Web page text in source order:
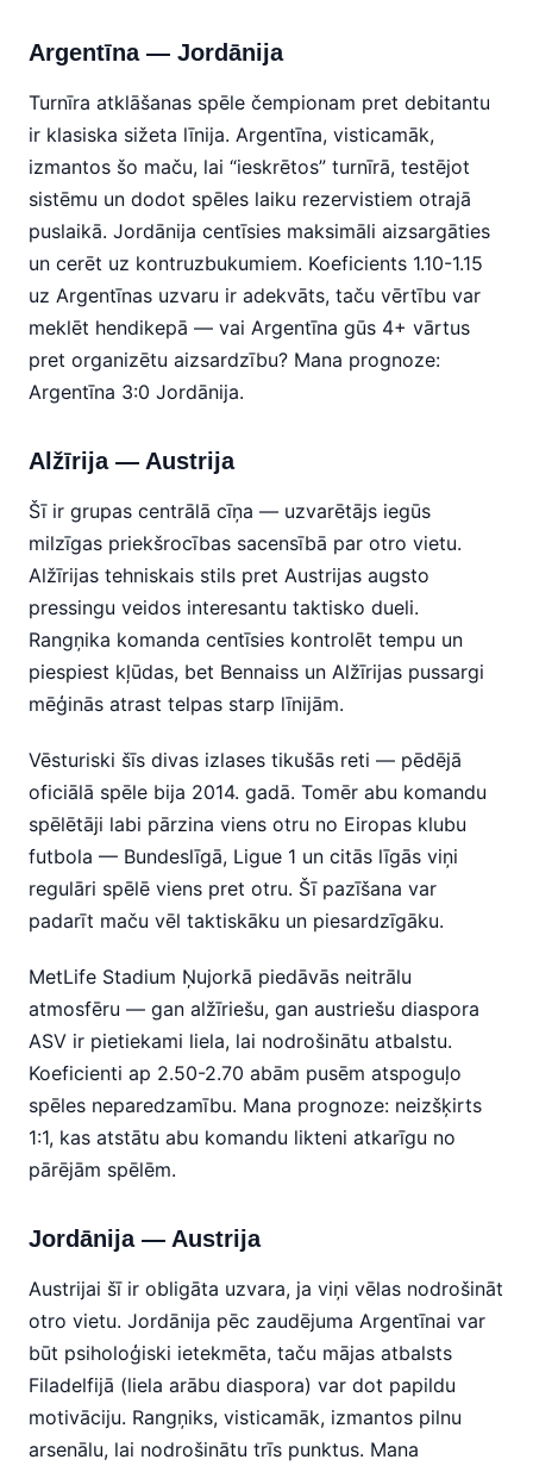
Argentīna — Jordānija
Turnīra atklāšanas spēle čempionam pret debitantu
ir klasiska sižeta līnija. Argentīna, visticamāk,
izmantos šo maču, lai “ieskrētos” turnīrā, testējot
sistēmu un dodot spēles laiku rezervistiem otrajā
puslaikā. Jordānija centīsies maksimāli aizsargāties
un cerēt uz kontruzbukumiem. Koeficients 1.10-1.15
uz Argentīnas uzvaru ir adekvāts, taču vērtību var
meklēt hendikepā — vai Argentīna gūs 4+ vārtus
pret organizētu aizsardzību? Mana prognoze:
Argentīna 3:0 Jordānija.
Alžīrija — Austrija
Šī ir grupas centrālā cīņa — uzvarētājs iegūs
milzīgas priekšrocības sacensībā par otro vietu.
Alžīrijas tehniskais stils pret Austrijas augsto
pressingu veidos interesantu taktisko dueli.
Rangņika komanda centīsies kontrolēt tempu un
piespiest kļūdas, bet Bennaiss un Alžīrijas pussargi
mēģinās atrast telpas starp līnijām.
Vēsturiski šīs divas izlases tikušās reti — pēdējā
oficiālā spēle bija 2014. gadā. Tomēr abu komandu
spēlētāji labi pārzina viens otru no Eiropas klubu
futbola — Bundeslīgā, Ligue 1 un citās līgās viņi
regulāri spēlē viens pret otru. Šī pazīšana var
padarīt maču vēl taktiskāku un piesardzīgāku.
MetLife Stadium Ņujorkā piedāvās neitrālu
atmosfēru — gan alžīriešu, gan austriešu diaspora
ASV ir pietiekami liela, lai nodrošinātu atbalstu.
Koeficienti ap 2.50-2.70 abām pusēm atspoguļo
spēles neparedzamību. Mana prognoze: neizšķirts
1:1, kas atstātu abu komandu likteni atkarīgu no
pārējām spēlēm.
Jordānija — Austrija
Austrijai šī ir obligāta uzvara, ja viņi vēlas nodrošināt
otro vietu. Jordānija pēc zaudējuma Argentīnai var
būt psiholoģiski ietekmēta, taču mājas atbalsts
Filadelfijā (liela arābu diaspora) var dot papildu
motivāciju. Rangņiks, visticamāk, izmantos pilnu
arsenālu, lai nodrošinātu trīs punktus. Mana